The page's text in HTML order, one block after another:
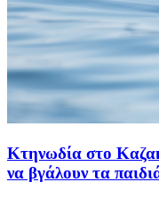
Κτηνωδία στο
να βγάλουν τα